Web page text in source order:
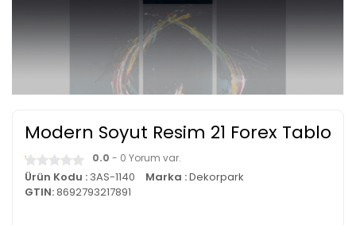
Modern Soyut Resim 21 Forex Tablo
0.0 - 0 Yorum var.
Ürün Kodu : 3AS-1140 Marka :Dekorpark
GTIN:8692793217891